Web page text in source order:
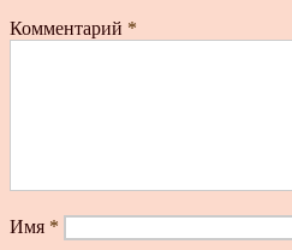
Комментарий *
Имя *